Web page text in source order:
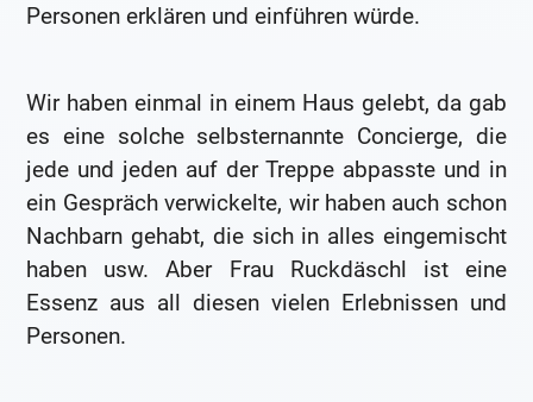
Personen erklären und einführen würde.
Wir haben einmal in einem Haus gelebt, da gab
es eine solche selbsternannte Concierge, die
jede und jeden auf der Treppe abpasste und in
ein Gespräch verwickelte, wir haben auch schon
Nachbarn gehabt, die sich in alles eingemischt
haben usw. Aber Frau Ruckdäschl ist eine
Essenz aus all diesen vielen Erlebnissen und
Personen.